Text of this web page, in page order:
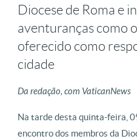
Diocese de Roma e
aventuranças como
oferecido como
cidade
Da redação, com VaticanNews
Na tarde desta quinta-feira,
encontro dos membros da